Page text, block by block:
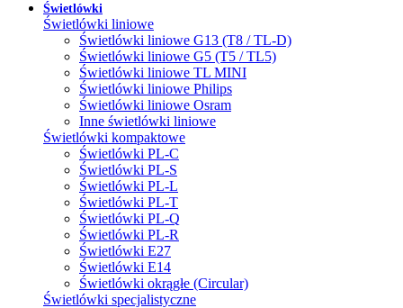
Świetlówki
Świetlówki liniowe
Świetlówki liniowe G13 (T8 / TL-D)
Świetlówki liniowe G5 (T5 / TL5)
Świetlówki liniowe TL MINI
Świetlówki liniowe Philips
Świetlówki liniowe Osram
Inne świetlówki liniowe
Świetlówki kompaktowe
Świetlówki PL-C
Świetlówki PL-S
Świetlówki PL-L
Świetlówki PL-T
Świetlówki PL-Q
Świetlówki PL-R
Świetlówki E27
Świetlówki E14
Świetlówki okrągłe (Circular)
Świetlówki specjalistyczne